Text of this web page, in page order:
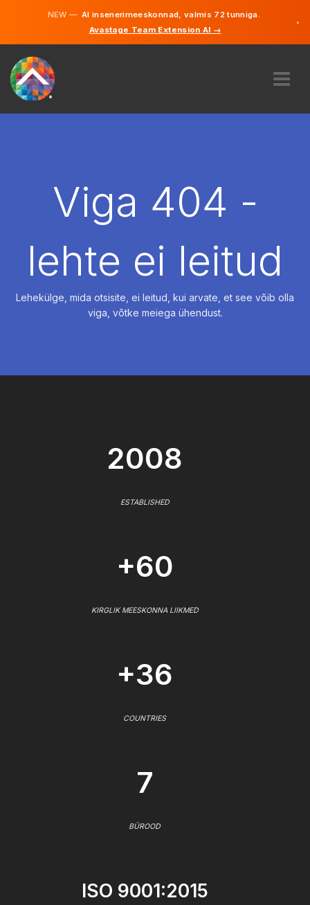
NEW —AI insenerimeeskonnad, valmis 72 tunniga.
Avastage Team Extension AI →
×
PALKAMAViga 404 -
lehte ei leitud
Lehekülge, mida otsisite, ei leitud, kui arvate, et see võib olla
viga, võtke meiega ühendust.
2008
ESTABLISHED
+60
KIRGLIK MEESKONNA LIIKMED
+36
COUNTRIES
7
BÜROOD
ISO 9001:2015